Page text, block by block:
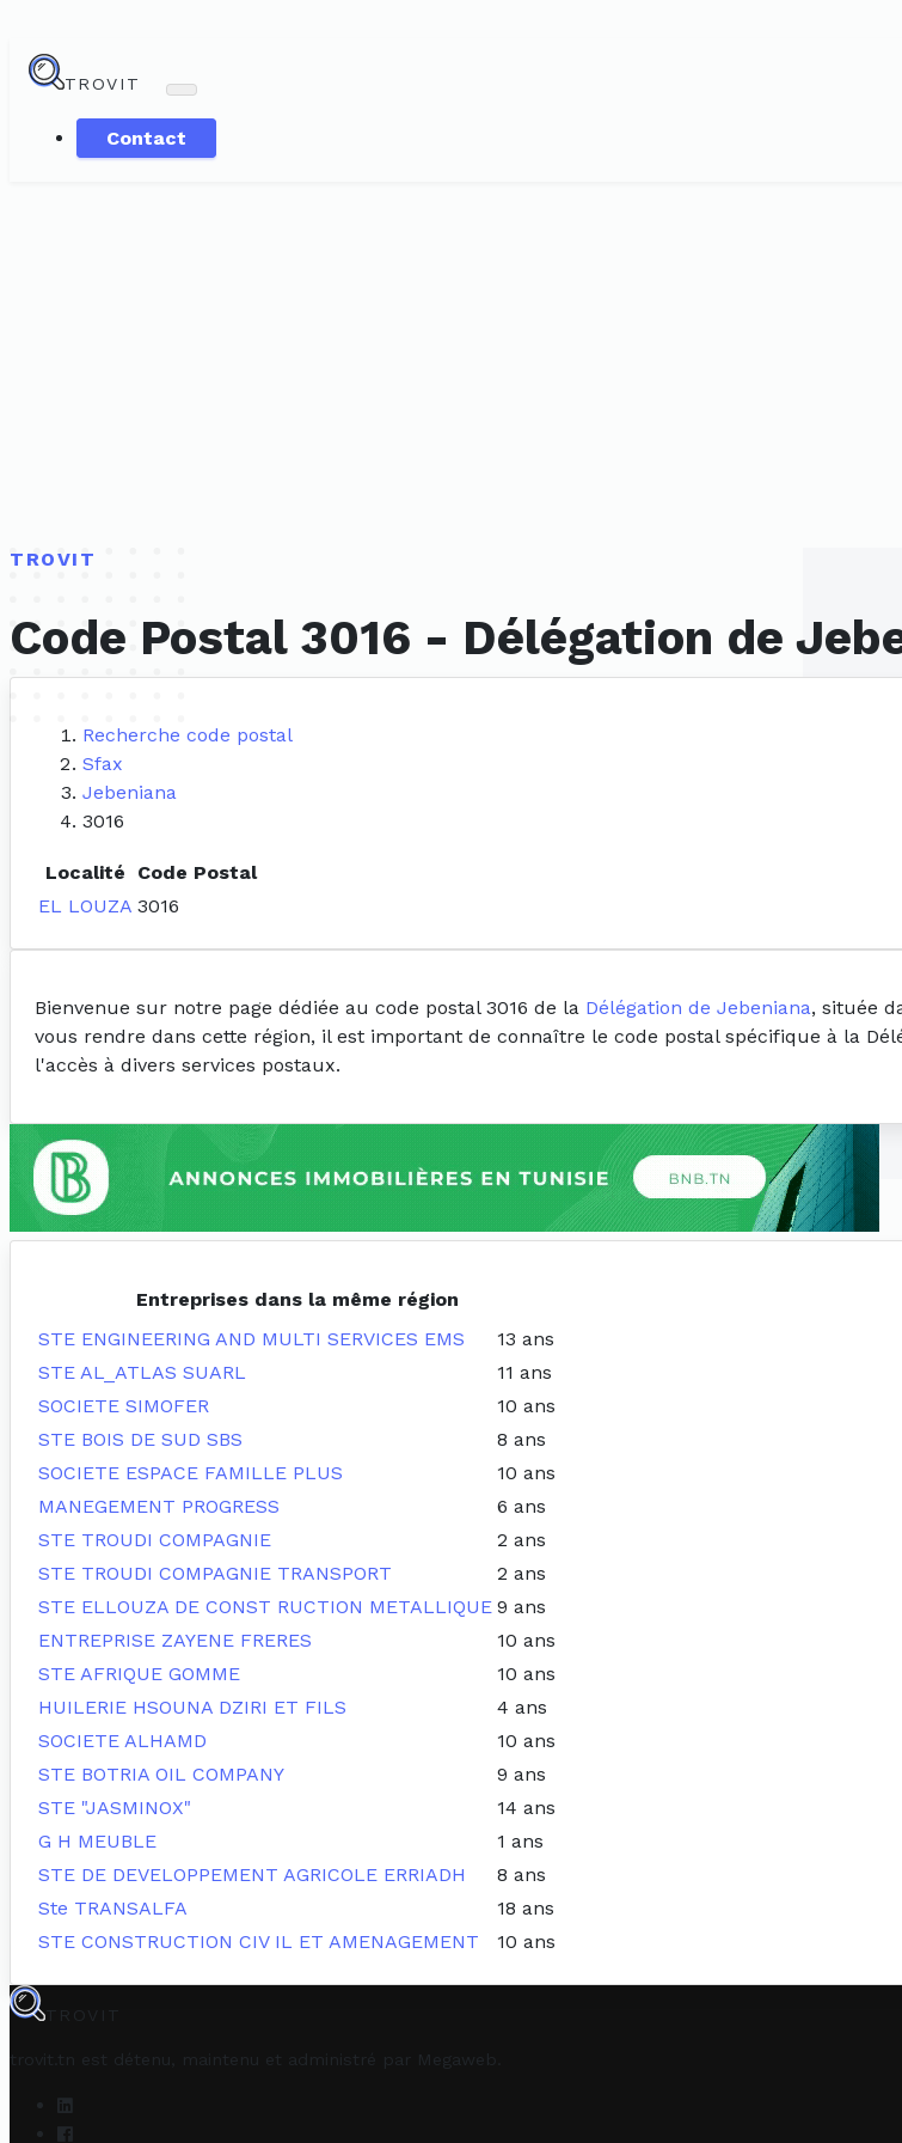
TROVIT
Contact
TROVIT
Code Postal 3016 - Délégation de
Recherche code postal
Sfax
Jebeniana
3016
Localité
Code Postal
EL LOUZA 3016
Bienvenue sur notre page dédiée au code postal 3016 de la Délégation de Jebeniana, située
vous rendre dans cette région, il est important de connaître le code postal spécifique à la
l'accès à divers services postaux.
Entreprises dans la même région
STE ENGINEERING AND MULTI SERVICES EMS
13 ans
STE AL_ATLAS SUARL
11 ans
SOCIETE SIMOFER
10 ans
STE BOIS DE SUD SBS
8 ans
SOCIETE ESPACE FAMILLE PLUS
10 ans
MANEGEMENT PROGRESS
6 ans
STE TROUDI COMPAGNIE
2 ans
STE TROUDI COMPAGNIE TRANSPORT
2 ans
STE ELLOUZA DE CONST RUCTION METALLIQUE 9 ans
ENTREPRISE ZAYENE FRERES
10 ans
STE AFRIQUE GOMME
10 ans
HUILERIE HSOUNA DZIRI ET FILS
4 ans
SOCIETE ALHAMD
10 ans
STE BOTRIA OIL COMPANY
9 ans
STE "JASMINOX"
14 ans
G H MEUBLE
1 ans
STE DE DEVELOPPEMENT AGRICOLE ERRIADH
8 ans
Ste TRANSALFA
18 ans
STE CONSTRUCTION CIV IL ET AMENAGEMENT
10 ans
TROVIT
trovit.tn est détenu, maintenu et administré par Megaweb